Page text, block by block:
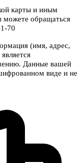
карты и иным
можете обращаться
70
(имя, адрес,
Данные вашей
виде и не